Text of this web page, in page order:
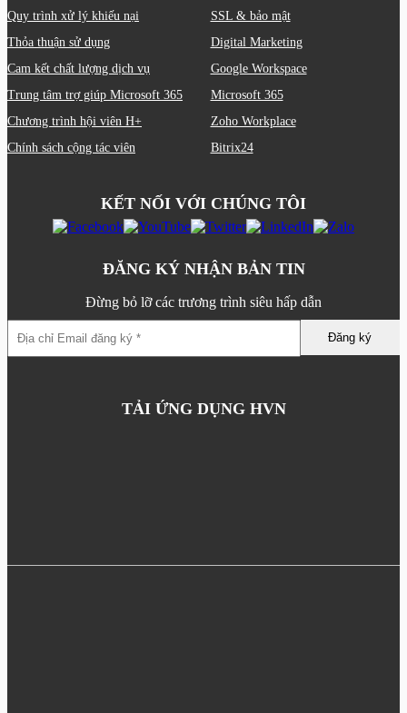
Quy trình xử lý khiếu nại
Thỏa thuận sử dụng
Cam kết chất lượng dịch vụ
Trung tâm trợ giúp Microsoft 365
Chương trình hội viên H+
Chính sách cộng tác viên
SSL & bảo mật
Digital Marketing
Google Workspace
Microsoft 365
Zoho Workplace
Bitrix24
KẾT NỐI VỚI CHÚNG TÔI
ĐĂNG KÝ NHẬN BẢN TIN
Đừng bỏ lỡ các trương trình siêu hấp dẫn
TẢI ỨNG DỤNG HVN